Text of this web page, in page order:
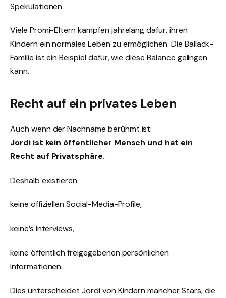
Spekulationen
Viele Promi-Eltern kämpfen jahrelang dafür, ihren
Kindern ein normales Leben zu ermöglichen. Die Ballack-
Familie ist ein Beispiel dafür, wie diese Balance gelingen
kann.
Recht auf ein privates Leben
Auch wenn der Nachname berühmt ist:
Jordi ist kein öffentlicher Mensch und hat ein
Recht auf Privatsphäre.
Deshalb existieren:
keine offiziellen Social-Media-Profile,
keine’s Interviews,
keine öffentlich freigegebenen persönlichen
Informationen.
Dies unterscheidet Jordi von Kindern mancher Stars, die